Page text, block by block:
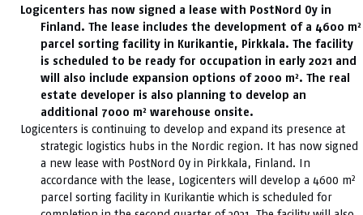
Logicenters has now signed a lease with PostNord Oy in
Finland. The lease includes the development of a 4600 m²
parcel sorting facility in Kurikantie, Pirkkala. The facility
is scheduled to be ready for occupation in early 2021 and
will also include expansion options of 2000 m². The real
estate developer is also planning to develop an
additional 7000 m² warehouse onsite.
Logicenters is continuing to develop and expand its presence at
strategic logistics hubs in the Nordic region. It has now signed
a new lease with PostNord Oy in Pirkkala, Finland. In
accordance with the lease, Logicenters will develop a 4600 m²
parcel sorting facility in Kurikantie which is scheduled for